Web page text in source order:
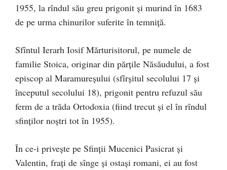
1955, la rîndul său greu prigonit și murind în 1683
de pe urma chinurilor suferite în temniță.
Sfîntul Ierarh Iosif Mărturisitorul, pe numele de
familie Stoica, originar din părțile Năsăudului, a fost
episcop al Maramureșului (sfîrșitul secolului 17 și
începutul secolului 18), prigonit pentru refuzul său
ferm de a trăda Ortodoxia (fiind trecut și el în rîndul
sfinților noștri tot în 1955).
În ce-i privește pe Sfinții Mucenici Pasicrat și
Valentin, frați de sînge și ostași romani, ei au fost